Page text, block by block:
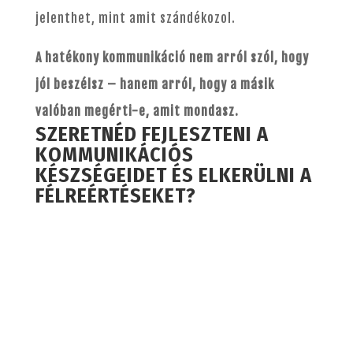
jelenthet, mint amit szándékozol.
A hatékony kommunikáció nem arról szól, hogy
jól beszélsz – hanem arról, hogy a másik
valóban megérti-e, amit mondasz.
SZERETNÉD FEJLESZTENI A
KOMMUNIKÁCIÓS
KÉSZSÉGEIDET ÉS ELKERÜLNI A
FÉLREÉRTÉSEKET?